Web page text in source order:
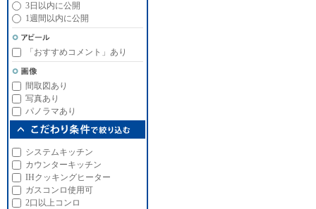
3日以内に公開
1週間以内に公開
「おすすめコメント」あり
間取図あり
写真あり
パノラマあり
システムキッチン
カウンターキッチン
IHクッキングヒーター
ガスコンロ使用可
2口以上コンロ